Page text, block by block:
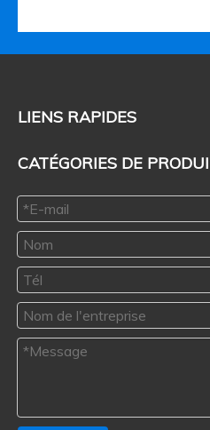
LIENS RAPIDES
CATÉGORIES DE